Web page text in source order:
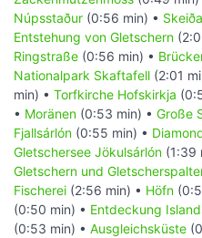
Núpsstaður (0:56 min) •
Entstehung von Gletschern
Ringstraße (0:56 min) •
Nationalpark Skaftafell (2:01
min) • Torfkirche Hofskirkja
• Moränen (0:53 min) • Große
Fjallsárlón (0:55 min) •
Gletschersee Jökulsárlón (1:39
Gletschern und
Fischerei (2:56 min) • Höfn
(0:50 min) • Entdeckung
(0:53 min) • Ausgleichsküste